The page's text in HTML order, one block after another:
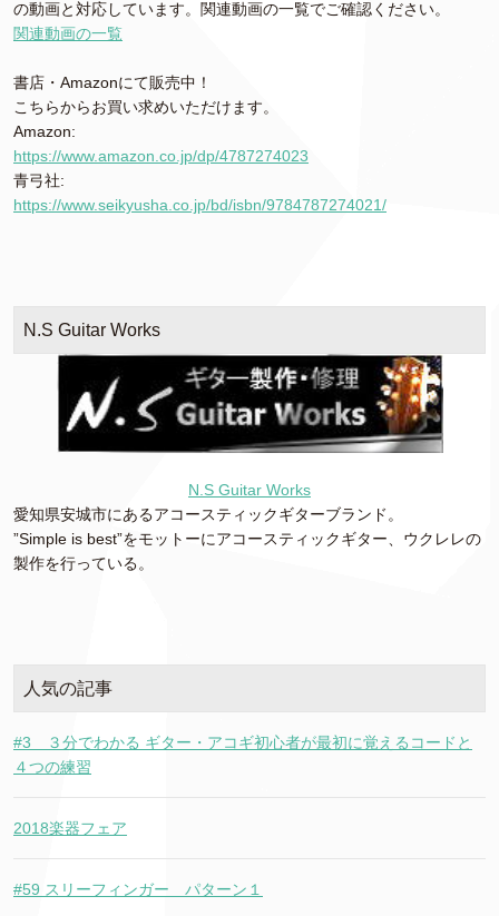
の動画と対応しています。関連動画の一覧でご確認ください。
関連動画の一覧
書店・Amazonにて販売中！
こちらからお買い求めいただけます。
Amazon:
https://www.amazon.co.jp/dp/4787274023
青弓社:
https://www.seikyusha.co.jp/bd/isbn/9784787274021/
N.S Guitar Works
N.S Guitar Works
愛知県安城市にあるアコースティックギターブランド。
”Simple is best”をモットーにアコースティックギター、ウクレレの
製作を行っている。
人気の記事
#3 ３分でわかる ギター・アコギ初心者が最初に覚えるコードと
４つの練習
2018楽器フェア
#59 スリーフィンガー パターン１